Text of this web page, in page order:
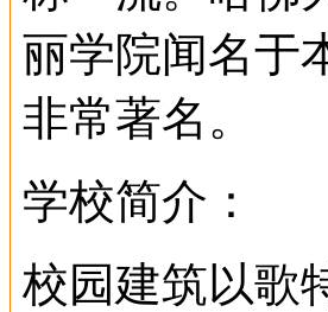
丽学院闻名于
非常著名。
学校简介：
校园建筑以歌